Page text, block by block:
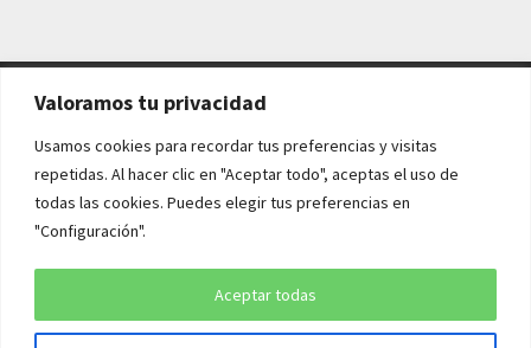
Valoramos tu privacidad
Usamos cookies para recordar tus preferencias y visitas
repetidas. Al hacer clic en "Aceptar todo", aceptas el uso de
todas las cookies. Puedes elegir tus preferencias en
"Configuración".
Aceptar todas
AVISO LEGAL Y POLÍTICAS
Aviso legal
Política de cookies